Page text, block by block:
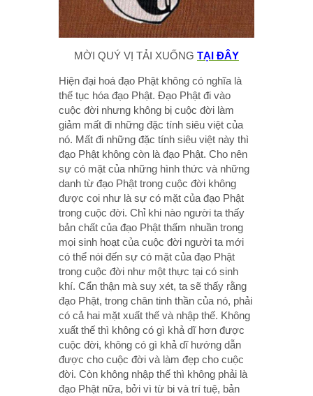
MỜI QUÝ VỊ TẢI XUỐNG TẠI ĐÂY
Hiện đại hoá đạo Phật không có nghĩa là
thế tục hóa đạo Phật. Đạo Phật đi vào
cuộc đời nhưng không bị cuộc đời làm
giảm mất đi những đặc tính siêu việt của
nó. Mất đi những đặc tính siêu việt này thì
đạo Phật không còn là đạo Phật. Cho nên
sự có mặt của những hình thức và những
danh từ đạo Phật trong cuộc đời không
được coi như là sự có mặt của đạo Phật
trong cuộc đời. Chỉ khi nào người ta thấy
bản chất của đạo Phật thấm nhuần trong
mọi sinh hoạt của cuộc đời người ta mới
có thể nói đến sự có mặt của đạo Phật
trong cuộc đời như một thực tại có sinh
khí. Cẩn thận mà suy xét, ta sẽ thấy rằng
đạo Phật, trong chân tinh thần của nó, phải
có cả hai mặt xuất thế và nhập thế. Không
xuất thế thì không có gì khả dĩ hơn được
cuộc đời, không có gì khả dĩ hướng dẫn
được cho cuộc đời và làm đẹp cho cuộc
đời. Còn không nhập thế thì không phải là
đạo Phật nữa, bởi vì từ bi và trí tuệ, bản